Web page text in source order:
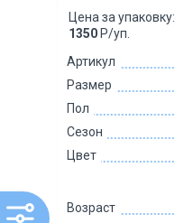
Артикул
Размер
Пол
Сезон
Цвет
Возраст
Цена за упаковку:
1350 Р/уп.